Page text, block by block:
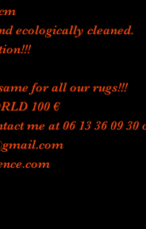
ecologically cleaned.
for all our rugs!!!
100 €
me at 06 13 36 09 30